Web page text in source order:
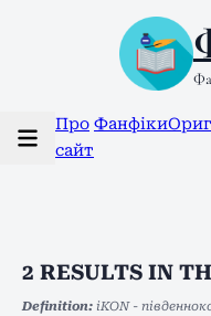
Про
сайт
Фанфіки
2 RESULTS IN
Definition: iKON -